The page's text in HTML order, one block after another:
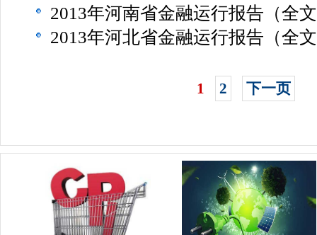
2013年河南省金融运行报告（全
2013年河北省金融运行报告（全
1 2 下一页